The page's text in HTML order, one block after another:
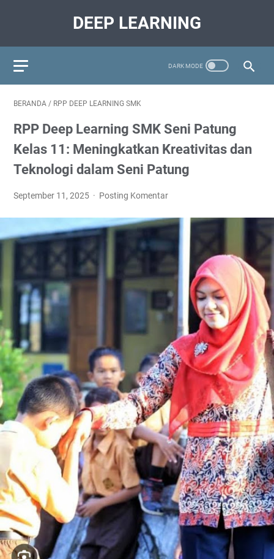
DEEP LEARNING
BERANDA / RPP DEEP LEARNING SMK
RPP Deep Learning SMK Seni Patung
Kelas 11: Meningkatkan Kreativitas dan
Teknologi dalam Seni Patung
September 11, 2025 Posting Komentar